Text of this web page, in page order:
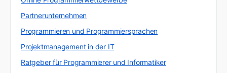
Partnerunternehmen
Programmieren und Programmiersprachen
Projektmanagement in der IT
Ratgeber für Programmierer und Informatiker